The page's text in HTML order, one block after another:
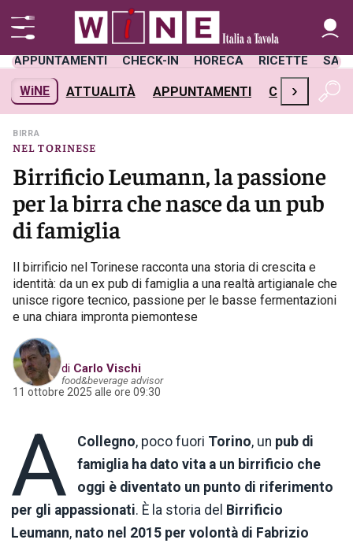
APPUNTAMENTI CHECK-IN HORECA RICETTE
WiNE ATTUALITÀ APPUNTAMENTI CHECK-IN
›
NEL TORINESE
BIRRA
Birrificio Leumann, la passione
per la birra che nasce da un pub
di famiglia
Il birrificio nel Torinese racconta una storia di crescita e
identità: da un ex pub di famiglia a una realtà artigianale che
unisce rigore tecnico, passione per le basse fermentazioni
e una chiara impronta piemontese
di Carlo Vischi
food&beverage advisor
11 ottobre 2025 alle ore 09:30
A Collegno, poco fuori Torino, un pub di
famiglia ha dato vita a un birrificio che
oggi è diventato un punto di riferimento
per gli appassionati. È la storia del Birrificio
Leumann, nato nel 2015 per volontà di Fabrizio